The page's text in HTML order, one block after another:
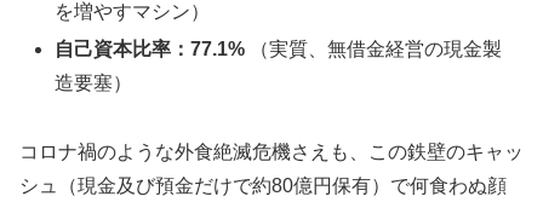
を増やすマシン）
自己資本比率：77.1% （実質、無借金経営の現金製
造要塞）
コロナ禍のような外食絶滅危機さえも、この鉄壁のキャッ
シュ（現金及び預金だけで約80億円保有）で何食わぬ顔